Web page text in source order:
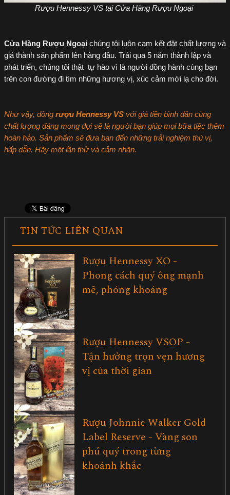
Rượu Hennessy VS tại Cửa Hàng Rượu Ngoại
Cửa Hàng Rượu Ngoại chúng tôi luôn cam kết đặt chất lượng và
giá thành sản phẩm lên hàng đầu. Trải qua 5 năm thành lập và
phát triển, chúng tôi thật tự hào vì là người đồng hành cùng bạn
trên con đường đi tìm những hương vị, xúc cảm mới lạ cho đời.
Như vậy, dòng rượu Hennessy VS với giá tiền bình dân cùng
chất lượng đáng mong đợi sẽ là người bạn giúp mọi bữa tiệc thêm
hoàn hảo. Sản phẩm sẽ đưa bạn đến những trải nghiệm thú vị,
hấp dẫn. Hãy một lần thử và cảm nhận.
TIN TỨC LIÊN QUAN
Rượu Hennessy XO -
Phong cách quý ông mạnh
mẽ, phóng khoáng
Rượu Hennessy VSOP -
Tận hưởng trọn vẹn hương
vị của thời gian
Rượu Johnnie Walker Gold
Label Reserve - Vàng son
phú quý trong từng
khoảnh khắc